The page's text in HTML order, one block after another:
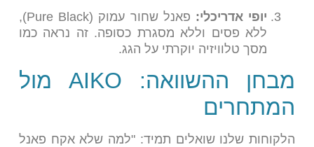
יופי אדריכלי:
פאנל שחור עמוק (Pure Black),
ללא פסים וללא מסגרת כסופה. זה נראה כמו
מסך טלוויזיה יוקרתי על הגג.
מבחן ההשוואה: AIKO מול
המתחרים
הלקוחות שלנו שואלים תמיד: "למה שלא אקח פאנל